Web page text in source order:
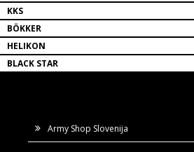
KKS
BÖKKER
HELIKON
BLACK STAR
Army Shop Slovenija